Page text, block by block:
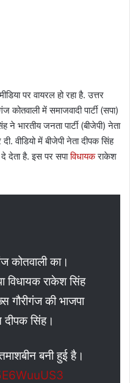
पर वायरल हो रहा है. उत्तर
में समाजवादी पार्टी (सपा)
ने भारतीय जनता पार्टी (बीजेपी) नेता
वीडियो में बीजेपी नेता दीपक सिंह
देता है. इस पर सपाविधायकराकेश
कोतवाली का।
विधायक राकेश सिंह
गौरीगंज की भाजपा
दीपक सिंह।
बनी हुई है।